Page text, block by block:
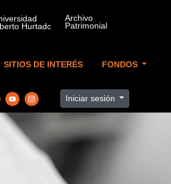
SITIOS DE INTERÉS FONDOS
Iniciar sesión